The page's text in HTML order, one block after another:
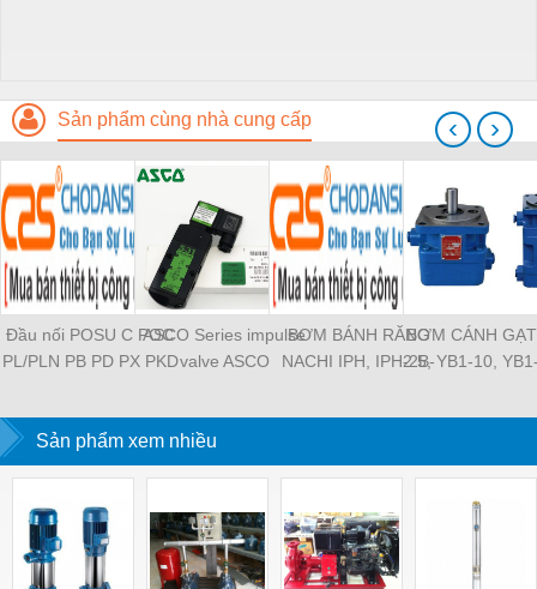
Sản phẩm cùng nhà cung cấp
Đầu nối POSU C POC
PL/PLN PB PD PX PKD
PLF PMF PTL SL SS
SCA SAFS SASF HVFS
HVSF PU PV PE PY
HVFF PLJ PYJ PP PG
PEG PW PGJ PPGJ
PYJW SL-C PC-C
ASCO Series impulse
valve ASCO
SCG353A044 ASCO
SCG353A047 ASCO
SCG353A050 ASCO
SXE353.060
BƠM BÁNH RĂNG
NACHI IPH, IPH-2B-
IPH-2A-5-11, IPH-5A-
IPH-5B-50-LT-11, IPH-
100-L-11, IPH-5A-40-
11
BƠM CÁNH
2.5, YB1-10,
100/16 YB1-
YB1-40/12 YB1-
‹ ›
Sản phẩm xem nhiều